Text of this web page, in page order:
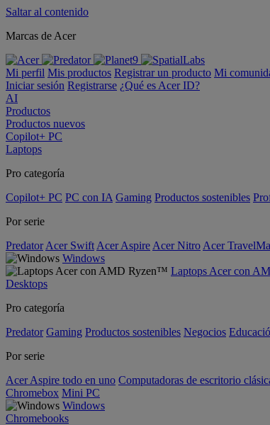
Saltar al contenido
Marcas de Acer
Mi perfil Mis productos Registrar un producto Mi
Iniciar sesión Registrarse ¿Qué es Acer ID?
AI
Productos
Productos nuevos
Copilot+ PC
Laptops
Pro categoría
Copilot+ PC PC con IA Gaming Productos sostenibles
Por serie
Predator Acer Swift Acer Aspire Acer Nitro Acer
Windows
Laptops Acer con
Desktops
Pro categoría
Predator Gaming Productos sostenibles Negocios
Por serie
Acer Aspire todo en uno Computadoras de escritorio
Chromebox Mini PC
Windows
Chromebooks